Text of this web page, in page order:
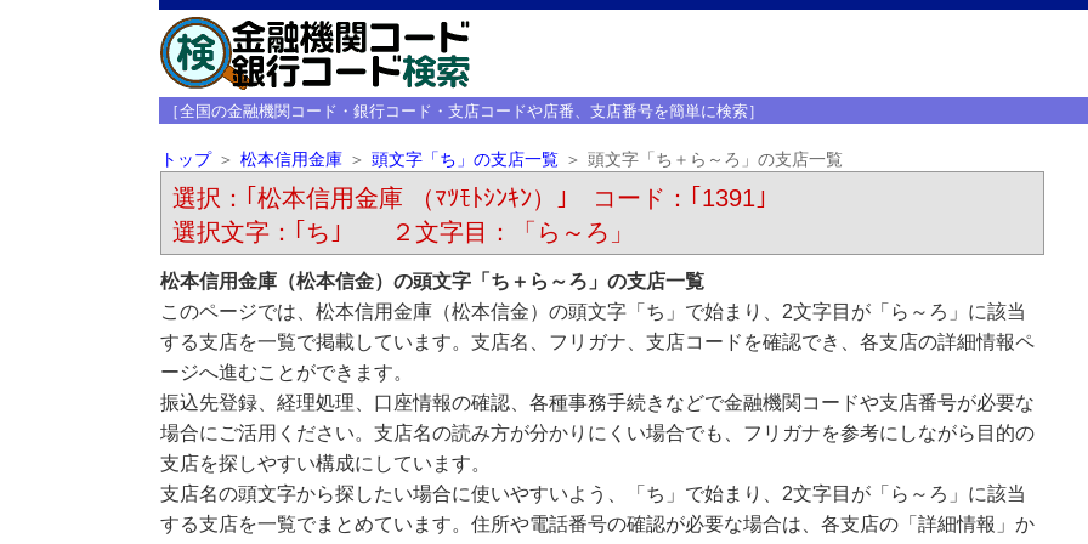
［全国の金融機関コード・銀行コード・支店コードや店番、支店番号を簡単に検索］
トップ 松本信用金庫 頭文字「ち」の支店一覧 頭文字「ち＋ら～ろ」の支店一覧
選択：｢松本信用金庫 （ﾏﾂﾓﾄｼﾝｷﾝ）｣ コード：｢1391｣
選択文字：｢ち｣ ２文字目：「ら～ろ」
松本信用金庫（松本信金）の頭文字「ち＋ら～ろ」の支店一覧
このページでは、松本信用金庫（松本信金）の頭文字「ち」で始まり、2文字目が「ら～ろ」に該当
する支店を一覧で掲載しています。支店名、フリガナ、支店コードを確認でき、各支店の詳細情報ペ
ージへ進むことができます。
振込先登録、経理処理、口座情報の確認、各種事務手続きなどで金融機関コードや支店番号が必要な
場合にご活用ください。支店名の読み方が分かりにくい場合でも、フリガナを参考にしながら目的の
支店を探しやすい構成にしています。
支店名の頭文字から探したい場合に使いやすいよう、「ち」で始まり、2文字目が「ら～ろ」に該当
する支店を一覧でまとめています。住所や電話番号の確認が必要な場合は、各支店の「詳細情報」か